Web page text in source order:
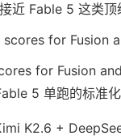
近 Fable 5 这类顶
for Fusion
5 单跑的标准化
K2.6 +